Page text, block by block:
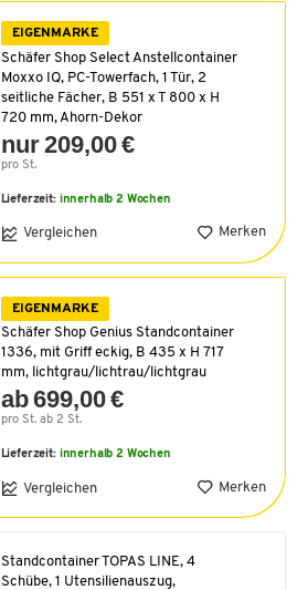
EIGENMARKE
Schäfer Shop Select Anstellcontainer
Moxxo IQ, PC-Towerfach, 1 Tür, 2
seitliche Fächer, B 551 x T 800 x H
720 mm, Ahorn-Dekor
nur 209,00 €
pro St.
Lieferzeit: innerhalb 2 Wochen
Vergleichen Merken
EIGENMARKE
Schäfer Shop Genius Standcontainer
1336, mit Griff eckig, B 435 x H 717
mm, lichtgrau/lichtrau/lichtgrau
ab 699,00 €
pro St. ab 2 St.
Lieferzeit: innerhalb 2 Wochen
Vergleichen Merken
Standcontainer TOPAS LINE, 4
Schübe, 1 Utensilienauszug,